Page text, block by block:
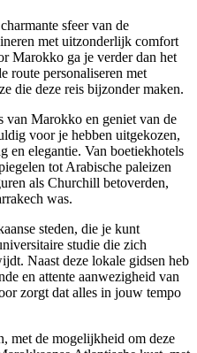
sfeer van de
met uitzonderlijk comfort
Marokko ga je verder dan het
route personaliseren met
die deze reis bijzonder maken.
van Marokko en geniet van de
voor je hebben uitgekozen,
en elegantie. Van boetiekhotels
tot Arabische paleizen
als Churchill betoverden,
was.
steden, die je kunt
studie die zich
Naast deze lokale gidsen heb
en attente aanwezigheid van
zorgt dat alles in jouw tempo
met de mogelijkheid om deze